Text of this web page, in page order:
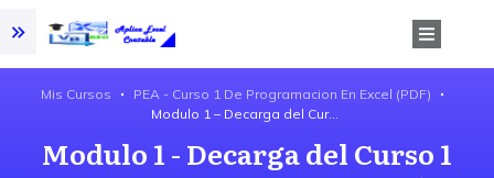
Mis Cursos
PEA - Curso 1 De Programacion En Excel (PDF)
Modulo 1 – Decarga del Curso 1 de programacion en PDF ( Capitulo 1 al 20)
Modulo 1 - Decarga del Curso 1